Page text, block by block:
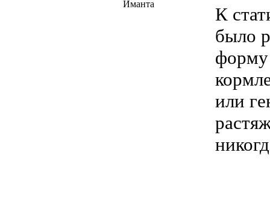
Иманта
К
было
форму
или